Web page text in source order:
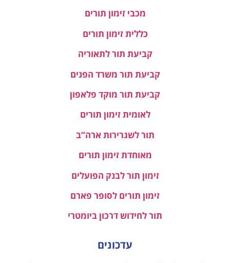
מכבי זימון תורים
כללית זימון תורים
קביעת תור לתאוריה
קביעת תור משרד הפנים
קביעת תור מוקד פלאפון
לאומית זימון תורים
תור לשגרירות ארה”ב
מאוחדת זימון תורים
זימון תור לבנק הפועלים
זימון תורים לסופר פארם
תור לחידוש דרכון ביומטרי
עדכונים